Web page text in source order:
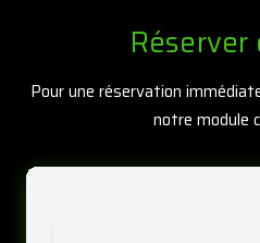
Réserver
Pour une réservation
notre module